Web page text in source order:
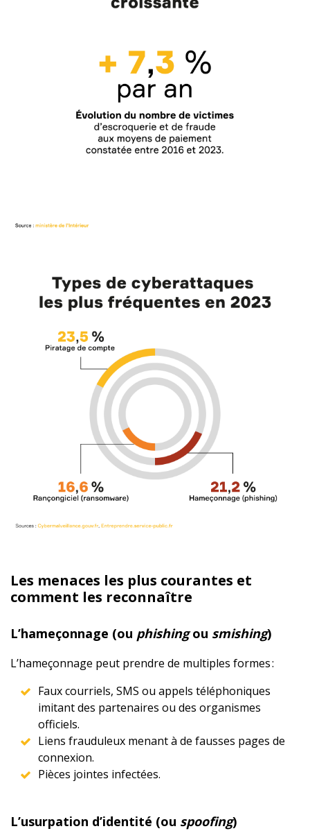
Les menaces les plus courantes et
comment les reconnaître
L’hameçonnage (ou phishingou smishing)
L’hameçonnage peut prendre de multiples formes :
Faux courriels, SMS ou appels téléphoniques
imitant des partenaires ou des organismes
officiels.
Liens frauduleux menant à de fausses pages de
connexion.
Pièces jointes infectées.
L’usurpation d’identité (ou spoofing)